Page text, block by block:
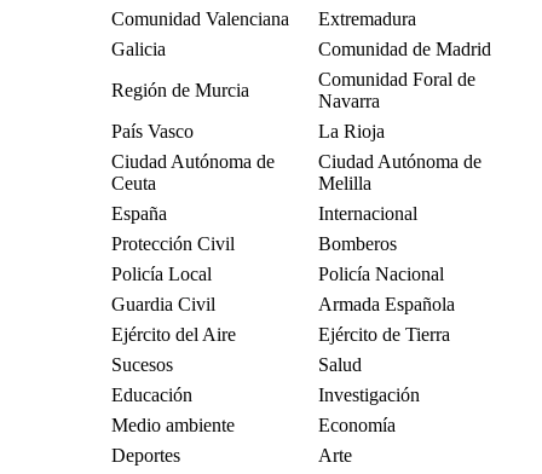
Comunidad Valenciana
Extremadura
Galicia
Comunidad de Madrid
Región de Murcia
Comunidad Foral de
Navarra
País Vasco
La Rioja
Ciudad Autónoma de
Ceuta
Ciudad Autónoma de
Melilla
España
Internacional
Protección Civil
Bomberos
Policía Local
Policía Nacional
Guardia Civil
Armada Española
Ejército del Aire
Ejército de Tierra
Sucesos
Salud
Educación
Investigación
Medio ambiente
Economía
Deportes
Arte